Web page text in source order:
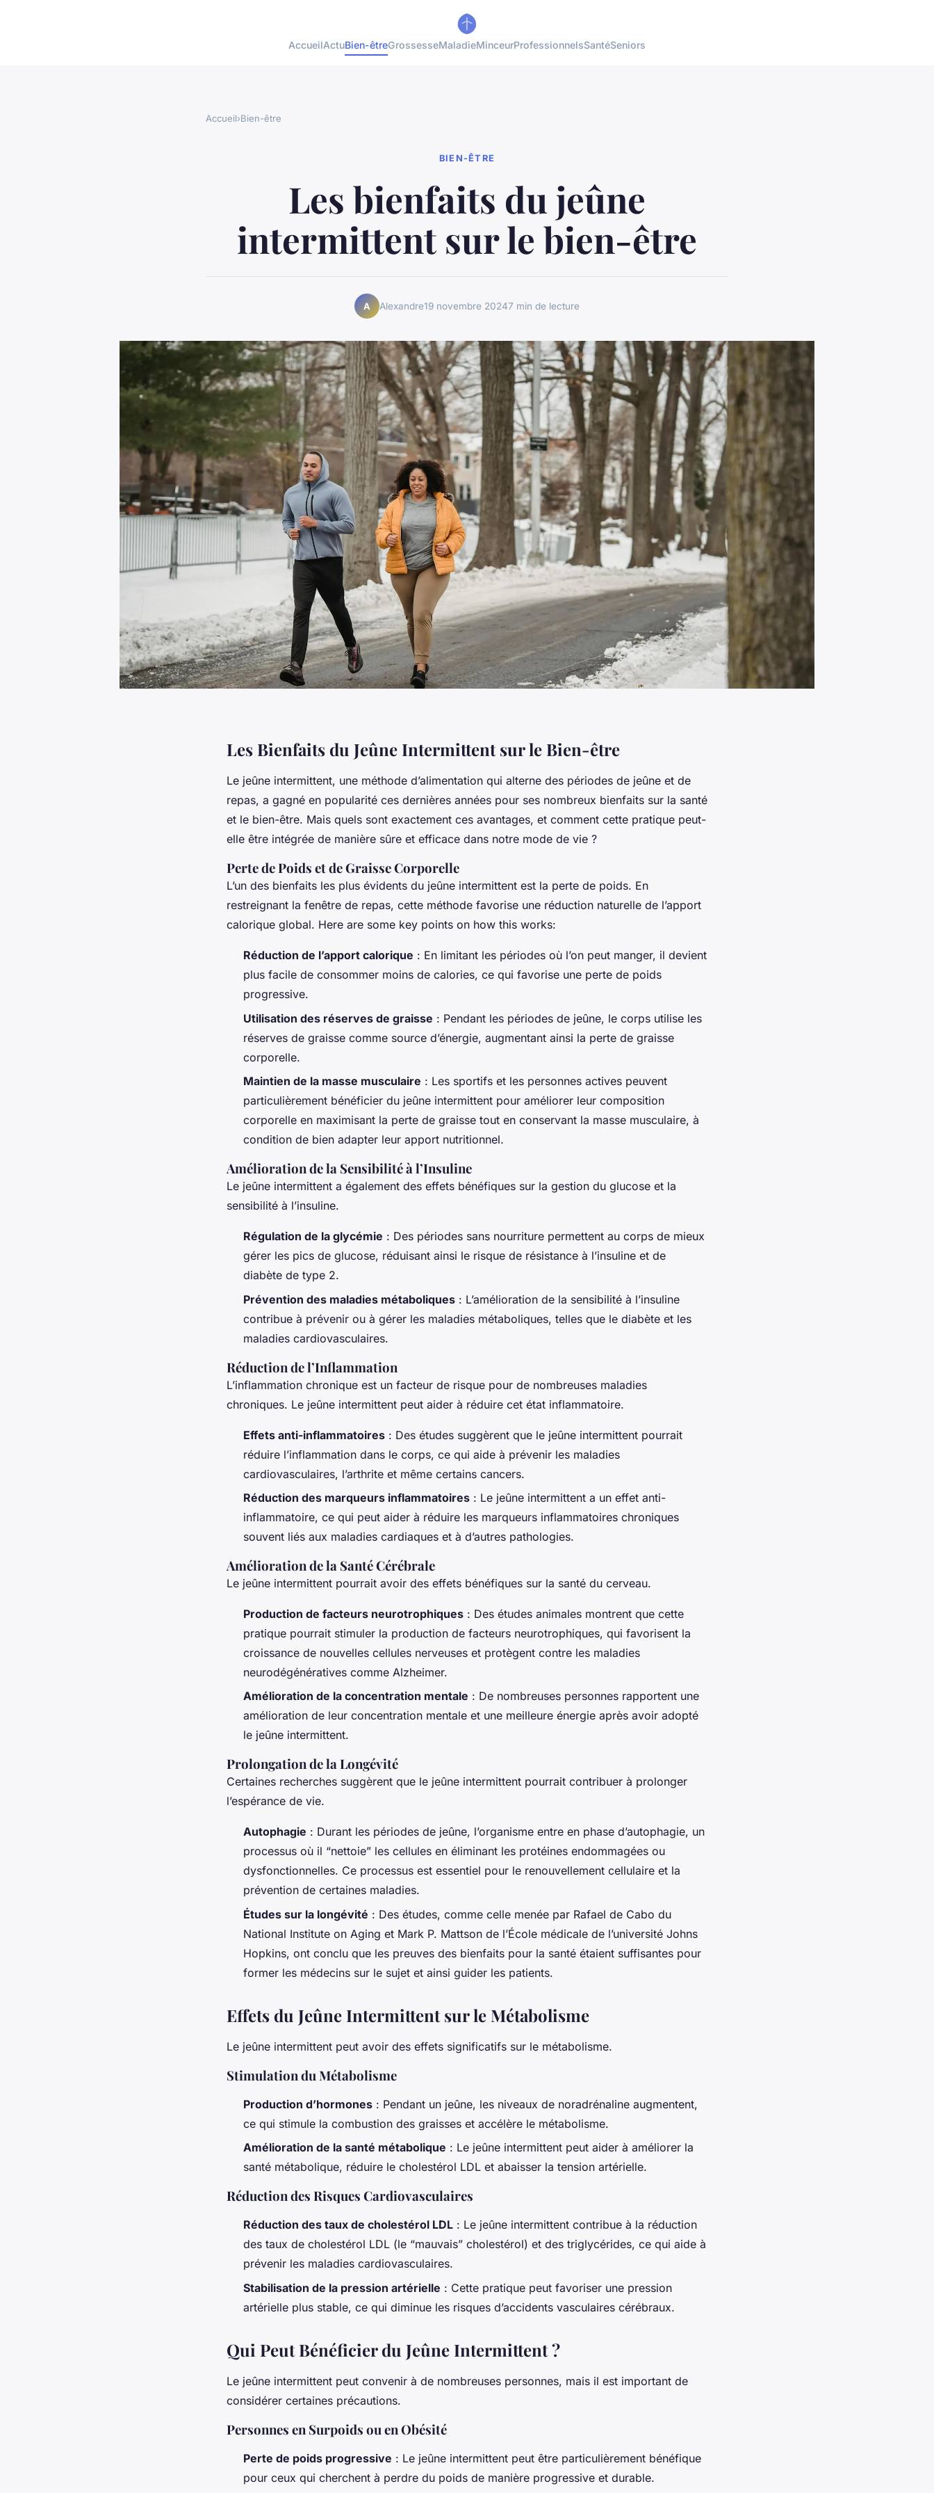
AccueilActuBien-êtreGrossesseMaladieMinceurProfessionnelsSantéSeniors
Accueil›Bien-être
BIEN-ÊTRE
Les bienfaits du jeûne
intermittent sur le bien-être
A Alexandre19 novembre 20247 min de lecture
Les Bienfaits du Jeûne Intermittent sur le Bien-être
Le jeûne intermittent, une méthode d’alimentation qui alterne des périodes de jeûne et de
repas, a gagné en popularité ces dernières années pour ses nombreux bienfaits sur la santé
et le bien-être. Mais quels sont exactement ces avantages, et comment cette pratique peut-
elle être intégrée de manière sûre et efficace dans notre mode de vie ?
Perte de Poids et de Graisse Corporelle
L’un des bienfaits les plus évidents du jeûne intermittent est la perte de poids. En
restreignant la fenêtre de repas, cette méthode favorise une réduction naturelle de l’apport
calorique global. Here are some key points on how this works:
Réduction de l’apport calorique : En limitant les périodes où l’on peut manger, il devient
plus facile de consommer moins de calories, ce qui favorise une perte de poids
progressive.
Utilisation des réserves de graisse : Pendant les périodes de jeûne, le corps utilise les
réserves de graisse comme source d’énergie, augmentant ainsi la perte de graisse
corporelle.
Maintien de la masse musculaire : Les sportifs et les personnes actives peuvent
particulièrement bénéficier du jeûne intermittent pour améliorer leur composition
corporelle en maximisant la perte de graisse tout en conservant la masse musculaire, à
condition de bien adapter leur apport nutritionnel.
Amélioration de la Sensibilité à l’Insuline
Le jeûne intermittent a également des effets bénéfiques sur la gestion du glucose et la
sensibilité à l’insuline.
Régulation de la glycémie : Des périodes sans nourriture permettent au corps de mieux
gérer les pics de glucose, réduisant ainsi le risque de résistance à l’insuline et de
diabète de type 2.
Prévention des maladies métaboliques : L’amélioration de la sensibilité à l’insuline
contribue à prévenir ou à gérer les maladies métaboliques, telles que le diabète et les
maladies cardiovasculaires.
Réduction de l’Inflammation
L’inflammation chronique est un facteur de risque pour de nombreuses maladies
chroniques. Le jeûne intermittent peut aider à réduire cet état inflammatoire.
Effets anti-inflammatoires : Des études suggèrent que le jeûne intermittent pourrait
réduire l’inflammation dans le corps, ce qui aide à prévenir les maladies
cardiovasculaires, l’arthrite et même certains cancers.
Réduction des marqueurs inflammatoires : Le jeûne intermittent a un effet anti-
inflammatoire, ce qui peut aider à réduire les marqueurs inflammatoires chroniques
souvent liés aux maladies cardiaques et à d’autres pathologies.
Amélioration de la Santé Cérébrale
Le jeûne intermittent pourrait avoir des effets bénéfiques sur la santé du cerveau.
Production de facteurs neurotrophiques : Des études animales montrent que cette
pratique pourrait stimuler la production de facteurs neurotrophiques, qui favorisent la
croissance de nouvelles cellules nerveuses et protègent contre les maladies
neurodégénératives comme Alzheimer.
Amélioration de la concentration mentale : De nombreuses personnes rapportent une
amélioration de leur concentration mentale et une meilleure énergie après avoir adopté
le jeûne intermittent.
Prolongation de la Longévité
Certaines recherches suggèrent que le jeûne intermittent pourrait contribuer à prolonger
l’espérance de vie.
Autophagie : Durant les périodes de jeûne, l’organisme entre en phase d’autophagie, un
processus où il “nettoie” les cellules en éliminant les protéines endommagées ou
dysfonctionnelles. Ce processus est essentiel pour le renouvellement cellulaire et la
prévention de certaines maladies.
Études sur la longévité : Des études, comme celle menée par Rafael de Cabo du
National Institute on Aging et Mark P. Mattson de l’École médicale de l’université Johns
Hopkins, ont conclu que les preuves des bienfaits pour la santé étaient suffisantes pour
former les médecins sur le sujet et ainsi guider les patients.
Effets du Jeûne Intermittent sur le Métabolisme
Le jeûne intermittent peut avoir des effets significatifs sur le métabolisme.
Stimulation du Métabolisme
Production d’hormones : Pendant un jeûne, les niveaux de noradrénaline augmentent,
ce qui stimule la combustion des graisses et accélère le métabolisme.
Amélioration de la santé métabolique : Le jeûne intermittent peut aider à améliorer la
santé métabolique, réduire le cholestérol LDL et abaisser la tension artérielle.
Réduction des Risques Cardiovasculaires
Réduction des taux de cholestérol LDL : Le jeûne intermittent contribue à la réduction
des taux de cholestérol LDL (le “mauvais” cholestérol) et des triglycérides, ce qui aide à
prévenir les maladies cardiovasculaires.
Stabilisation de la pression artérielle : Cette pratique peut favoriser une pression
artérielle plus stable, ce qui diminue les risques d’accidents vasculaires cérébraux.
Qui Peut Bénéficier du Jeûne Intermittent ?
Le jeûne intermittent peut convenir à de nombreuses personnes, mais il est important de
considérer certaines précautions.
Personnes en Surpoids ou en Obésité
Perte de poids progressive : Le jeûne intermittent peut être particulièrement bénéfique
pour ceux qui cherchent à perdre du poids de manière progressive et durable.